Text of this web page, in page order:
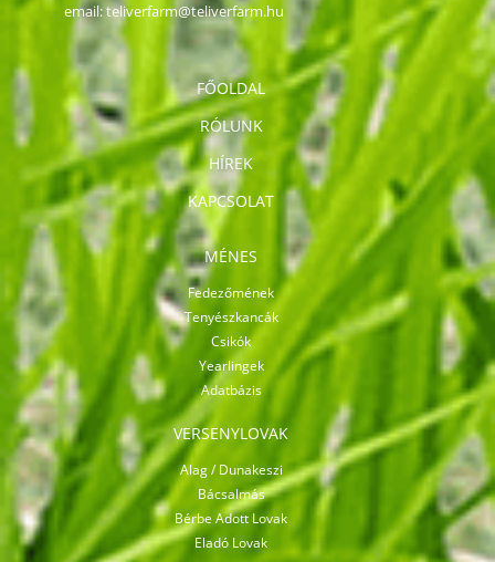
FŐOLDAL
RÓLUNK
HÍREK
KAPCSOLAT
MÉNES
Fedezőmének
Tenyészkancák
Csikók
Yearlingek
Adatbázis
VERSENYLOVAK
Alag / Dunakeszi
Bácsalmás
Bérbe Adott Lovak
Eladó Lovak
email:teliverfarm@teliverfarm.hu